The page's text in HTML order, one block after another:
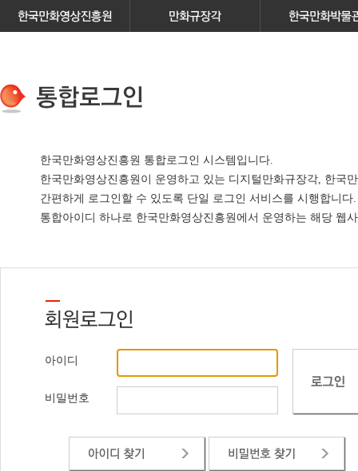
한국만화영상진흥원 통합로그인 시스템입니다.
한국만화영상진흥원이 운영하고 있는 디지털만화규장각, 한국
간편하게 로그인할 수 있도록 단일 로그인 서비스를 시행합니다.
통합아이디 하나로 한국만화영상진흥원에서 운영하는 해당 웹
아이디
비밀번호